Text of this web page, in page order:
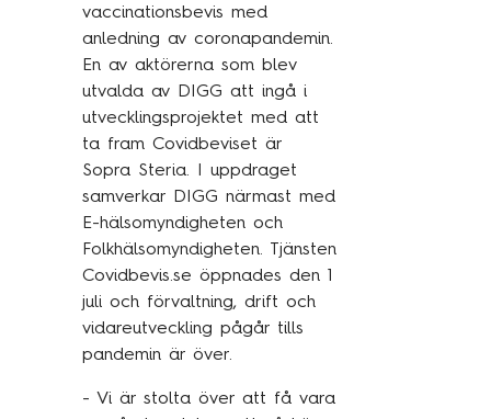
Industri
Försvar & säkerhet
Medlemsorganisationer
Myndigheter
Transport & fordon
Finans
Kundcase
Om oss
Hållbarhet
Österrike
Sopra Steria Global
Sopra Banking Software
Sopra HR Software
vaccinationsbevis med
anledning av coronapandemin.
En av aktörerna som blev
utvalda av DIGG att ingå i
utvecklingsprojektet med att
ta fram Covidbeviset är
Sopra Steria. I uppdraget
samverkar DIGG närmast med
E-hälsomyndigheten och
Folkhälsomyndigheten. Tjänsten
Covidbevis.se öppnades den 1
juli och förvaltning, drift och
vidareutveckling pågår tills
pandemin är över.
- Vi är stolta över att få vara